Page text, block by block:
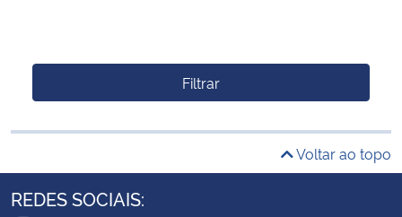
Filtrar
Voltar ao topo
REDES SOCIAIS: